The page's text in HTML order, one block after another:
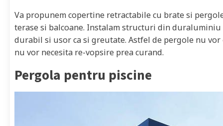
Va propunem copertine retractabile cu brate si
terase si balcoane. Instalam structuri din
durabil si usor ca si greutate. Astfel de pergole nu
nu vor necesita re-vopsire prea curand.
Pergola pentru piscine